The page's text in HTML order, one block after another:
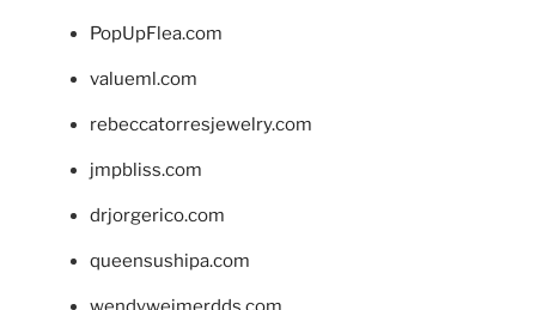
PopUpFlea.com
valueml.com
rebeccatorresjewelry.com
jmpbliss.com
drjorgerico.com
queensushipa.com